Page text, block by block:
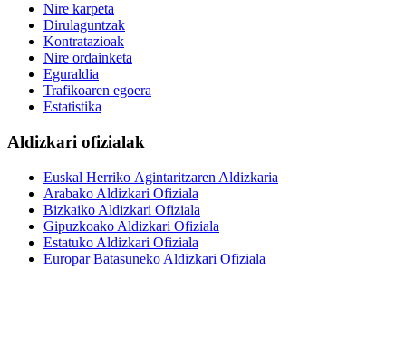
Nire karpeta
Dirulaguntzak
Kontratazioak
Nire ordainketa
Eguraldia
Trafikoaren egoera
Estatistika
Aldizkari ofizialak
Euskal Herriko Agintaritzaren Aldizkaria
Arabako Aldizkari Ofiziala
Bizkaiko Aldizkari Ofiziala
Gipuzkoako Aldizkari Ofiziala
Estatuko Aldizkari Ofiziala
Europar Batasuneko Aldizkari Ofiziala